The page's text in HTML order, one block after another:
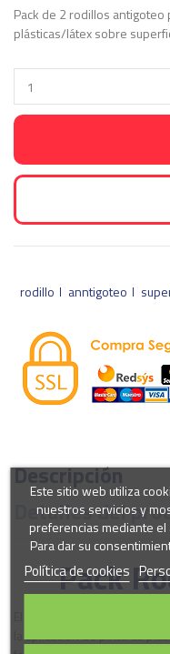
Pack de 2 rodillos antigoteo
plásticas/látex sobre
rodillo anntigoteo
Descripción
Detalles del
Pack
El pack de 2 rodillos
la aplicación de pinturas
Este sitio web utiliza
nuestros servicios y
preferencias mediante
Para dar su
Política de cookies